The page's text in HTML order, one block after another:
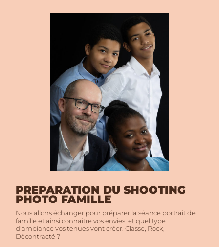
PREPARATION DU SHOOTING
PHOTO FAMILLE
Nous allons échanger pour préparer la séance portrait de
famille et ainsi connaitre vos envies, et quel type
d’ambiance vos tenues vont créer. Classe, Rock,
Décontracté ?